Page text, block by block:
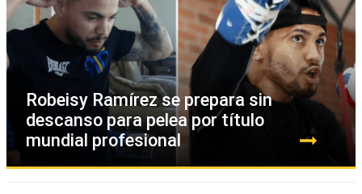
Robeisy Ramírez se prepara sin
descanso para pelea por título
mundial profesional